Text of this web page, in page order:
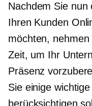
Nachdem Sie nun
Ihren Kunden
möchten,
Zeit, um Ihr
Präsenz
Sie einige
berücksichtigen